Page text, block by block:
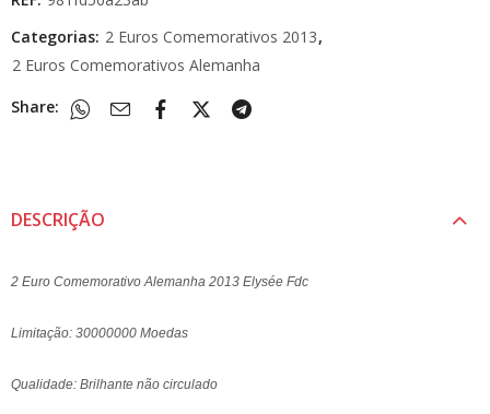
Categorias: 2 Euros Comemorativos 2013,
2 Euros Comemorativos Alemanha
Share:
DESCRIÇÃO
2 Euro Comemorativo Alemanha 2013 Elysée Fdc
Limitação: 30000000 Moedas
Qualidade: Brilhante não circulado